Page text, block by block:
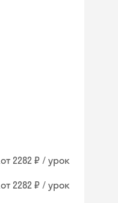
от 2282 ₽ / урок
от 2282 ₽ / урок